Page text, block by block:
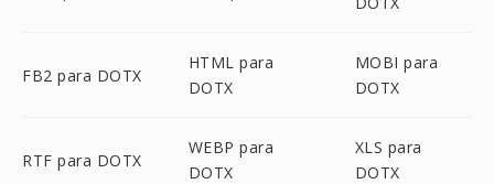
FB2 para DOTX
HTML para
DOTX
MOBI para
DOTX
RTF para DOTX
WEBP para
DOTX
XLS para
DOTX